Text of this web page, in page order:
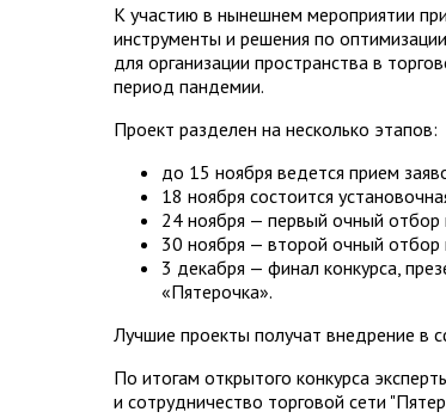
К участию в нынешнем мероприятии
инструменты и решения по
для организации пространства в
период пандемии.
Проект разделен на несколько этапов:
до 15 ноября ведется прием
18 ноября состоится
24 ноября — первый очный отбор
30 ноября — второй очный отбор
3 декабря — финал конкурса,
«Пятерочка».
Лучшие проекты получат внедрение в
По итогам открытого конкурса
и сотрудничество торговой сети